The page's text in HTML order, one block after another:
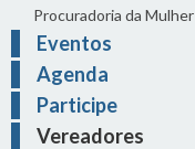
Procuradoria da Mulher
Eventos
Agenda
Participe
Vereadores